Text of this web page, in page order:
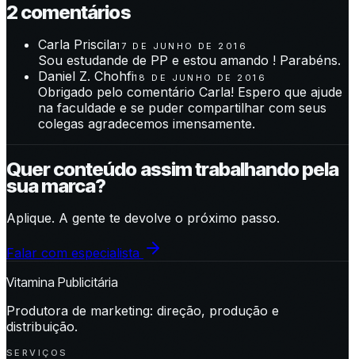
2comentários
Carla Priscila17 DE JUNHO DE 2016
Sou estudande de PP e estou amando ! Parabéns.
Daniel Z. Chohfi18 DE JUNHO DE 2016
Obrigado pelo comentário Carla! Espero que ajude
na faculdade e se puder compartilhar com seus
colegas agradecemos imensamente.
Quer conteúdo assim trabalhando pela
sua marca?
Aplique. A gente te devolve o próximo passo.
Falar com especialista
Vitamina Publicitária
Produtora de marketing: direção, produção e
distribuição.
SERVIÇOS